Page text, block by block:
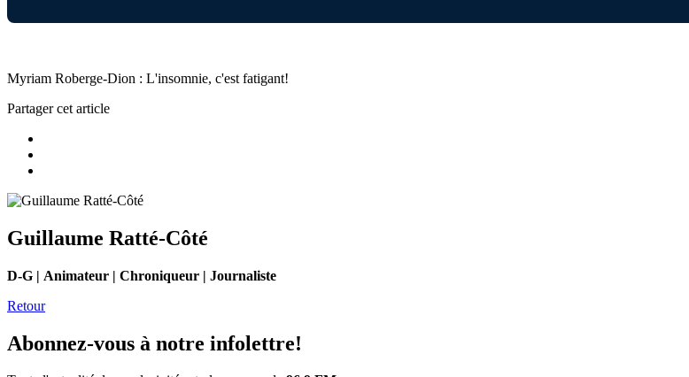
Myriam Roberge-Dion : L'insomnie, c'est fatigant!
Partager cet article
Guillaume Ratté-Côté
D-G | Animateur | Chroniqueur | Journaliste
Retour
Abonnez-vous à notre infolettre!